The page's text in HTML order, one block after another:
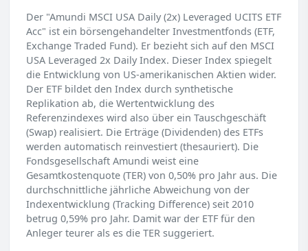
Der "Amundi MSCI USA Daily (2x) Leveraged UCITS ETF
Acc" ist ein börsengehandelter Investmentfonds (ETF,
Exchange Traded Fund). Er bezieht sich auf den MSCI
USA Leveraged 2x Daily Index. Dieser Index spiegelt
die Entwicklung von US-amerikanischen Aktien wider.
Der ETF bildet den Index durch synthetische
Replikation ab, die Wertentwicklung des
Referenzindexes wird also über ein Tauschgeschäft
(Swap) realisiert. Die Erträge (Dividenden) des ETFs
werden automatisch reinvestiert (thesauriert). Die
Fondsgesellschaft Amundi weist eine
Gesamtkostenquote (TER) von 0,50% pro Jahr aus. Die
durchschnittliche jährliche Abweichung von der
Indexentwicklung (Tracking Difference) seit 2010
betrug 0,59% pro Jahr. Damit war der ETF für den
Anleger teurer als es die TER suggeriert.